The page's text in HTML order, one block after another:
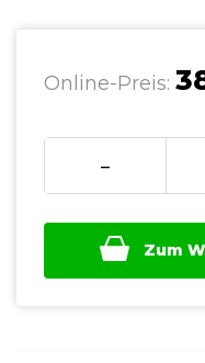
Online-Preis:
-
Zum